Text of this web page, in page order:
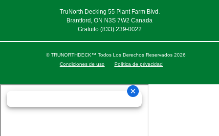
TruNorth Decking 55 Plant Farm Blvd.
Brantford, ON N3S 7W2 Canada
Gratuito(833) 239-0022
© TRUNORTHDECK™ Todos Los Derechos Reservados 2026
Condiciones de uso
Política de privacidad